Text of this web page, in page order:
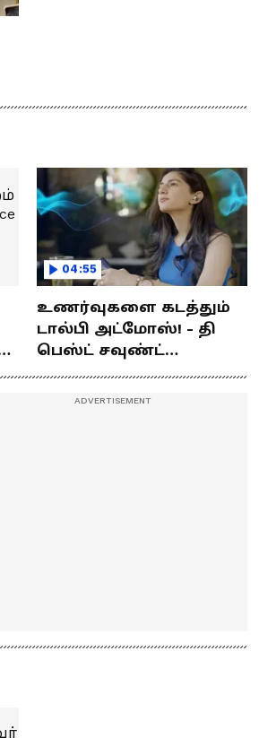
04:55
உணர்வுகளை கடத்தும்
டால்பி அட்மோஸ்! - தி
பெஸ்ட் சவுண்ட்
எக்ஸ்பீரியன்ஸ்